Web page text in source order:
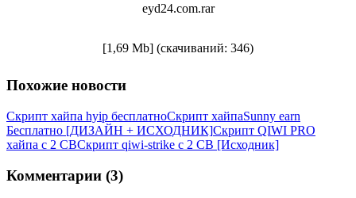
eyd24.com.rar
[1,69 Mb] (cкачиваний: 346)
Похожие новости
Скрипт хайпа hyip бесплатноСкрипт хайпаSunny earn
Бесплатно [ДИЗАЙН + ИСХОДНИК]Скрипт QIWI PRO
хайпа с 2 СВСкрипт qiwi-strike с 2 СВ [Исходник]
Комментарии (3)